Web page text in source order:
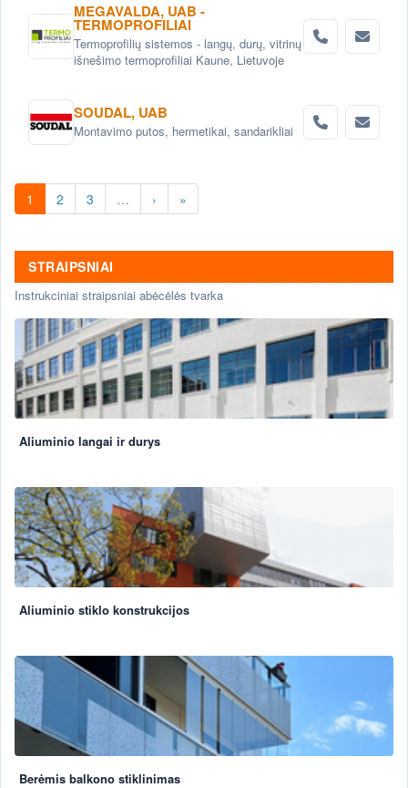
MEGAVALDA, UAB -
TERMOPROFILIAI
Termoprofilių sistemos - langų, durų, vitrinų
išnešimo termoprofiliai Kaune, Lietuvoje
SOUDAL, UAB
Montavimo putos, hermetikai, sandarikliai
1 2 3 … › »
STRAIPSNIAI
Instrukciniai straipsniai abėcėlės tvarka
Aliuminio langai ir durys
Aliuminio stiklo konstrukcijos
Berėmis balkono stiklinimas